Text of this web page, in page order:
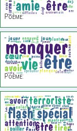
Poème:
Poème: